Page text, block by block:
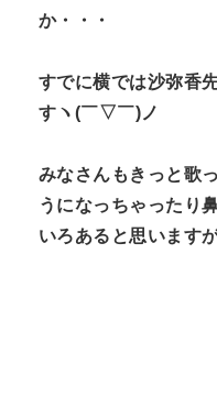
か・・・
すでに横では沙弥香
すヽ(￣▽￣)ノ
みなさんもきっと歌
うになっちゃったり
いろあると思います